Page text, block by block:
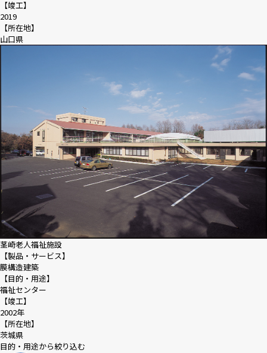
お問い合わせ
Webカタログ
メニューを閉じる
【竣工】
2019
【所在地】
山口県
茎崎老人福祉施設
【製品・サービス】
膜構造建築
【目的・用途】
福祉センター
【竣工】
2002年
【所在地】
茨城県
目的・用途から絞り込む